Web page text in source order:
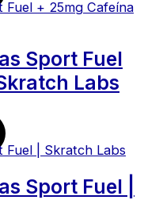
Sport Fuel
Labs
Sport Fuel |